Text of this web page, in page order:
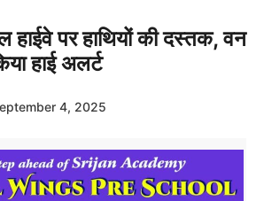
हाईवे पर हाथियों की दस्तक, वन
हाई अलर्ट
4, 2025